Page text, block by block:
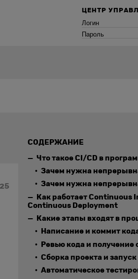
ЦЕНТР
Логин
Пароль
СОДЕРЖАНИЕ
Что такое CI/CD в
Зачем нужна
Зачем нужна
Как работает Continuous
Continuous Deployment
Какие этапы входят в
Написание и коммит
Ревью кода и получение
Сборка проекта и запуск
Автоматическое